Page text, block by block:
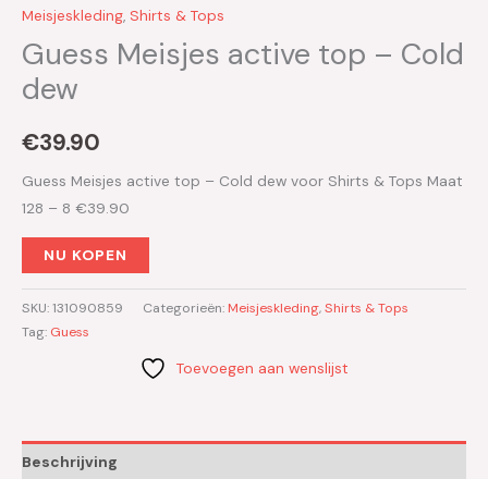
Meisjeskleding, Shirts & Tops
Guess Meisjes active top – Cold
dew
€39.90
Guess Meisjes active top – Cold dew voor Shirts & Tops Maat
128 – 8 €39.90
NU KOPEN
SKU:131090859 Categorieën: Meisjeskleding,Shirts & Tops
Tag: Guess
Toevoegen aan wenslijst
Beschrijving